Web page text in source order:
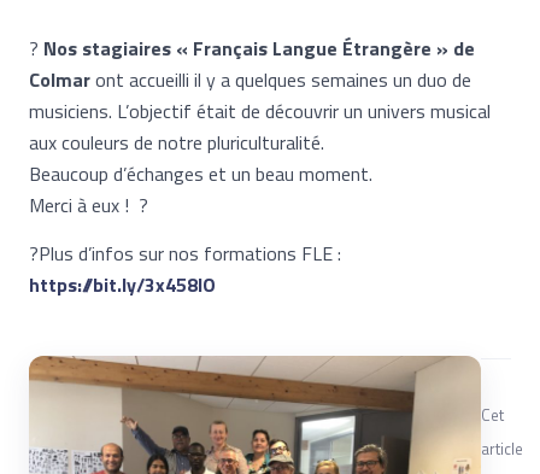
? Nos stagiaires « Français Langue Étrangère » de
Colmaront accueilli il y a quelques semaines un duo de
musiciens. L’objectif était de découvrir un univers musical
aux couleurs de notre pluriculturalité.
Beaucoup d’échanges et un beau moment.
Merci à eux ! ?
?Plus d’infos sur nos formations FLE :
https://bit.ly/3x458IO
Cet
article